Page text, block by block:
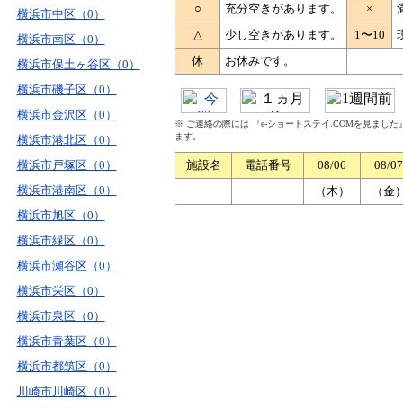
横浜市中区（0）
横浜市南区（0）
横浜市保土ヶ谷区（0）
横浜市磯子区（0）
横浜市金沢区（0）
横浜市港北区（0）
横浜市戸塚区（0）
横浜市港南区（0）
横浜市旭区（0）
横浜市緑区（0）
横浜市瀬谷区（0）
横浜市栄区（0）
横浜市泉区（0）
横浜市青葉区（0）
横浜市都筑区（0）
川崎市川崎区（0）
○
充分空きがあります。 ×
△
少し空きがあります。 1〜10
休
お休みです。
※ ご連絡の際には 『e-ショートステイ.COMを見まし
ます。
施設名 電話番号 08/06
08/07
（木）
（金